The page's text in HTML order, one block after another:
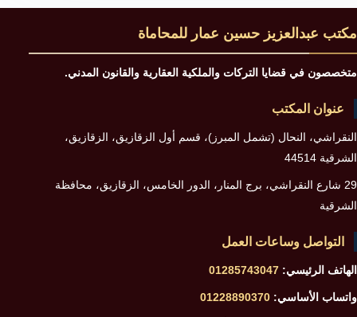
مكتب عبدالعزيز حسين عمار للمحاماة
متخصصون في قضايا التركات والملكية العقارية والقانون المدني.
عنوان المكتب
النقراشي، النحال (تشمل المبرز)، قسم أول الزقازيق، الزقازيق،
الشرقية 44514
29 شارع النقراشي، برج المنار، الدور الخامس، الزقازيق، محافظة
الشرقية
التواصل وساعات العمل
الهاتف الرئيسي: 01285743047
واتساب الأساسي: 01228890370